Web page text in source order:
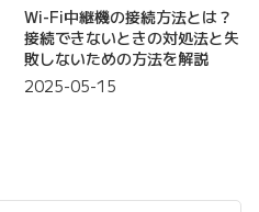
Wi-Fi中継機の接続方法とは？
接続できないときの対処法と失
敗しないための方法を解説
2025-05-15